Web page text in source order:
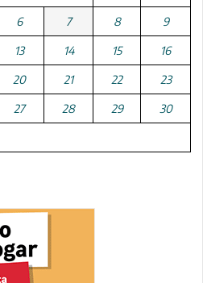
6 7 8 9
13 14 15 16
20 21 22 23
27 28 29 30